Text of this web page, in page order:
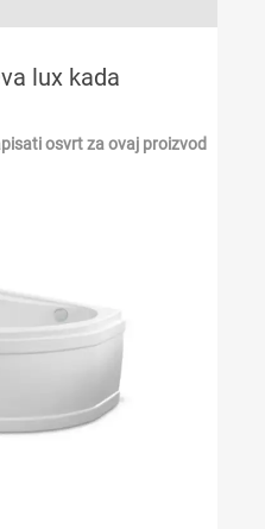
lux kada
osvrt za ovaj proizvod